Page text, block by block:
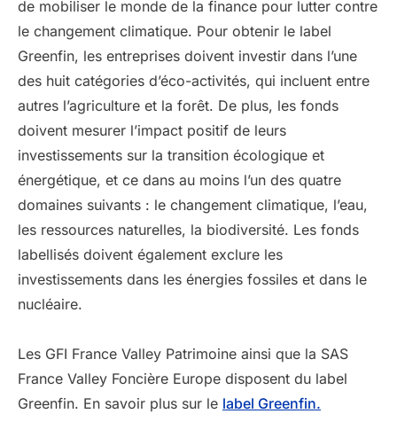
de mobiliser le monde de la finance pour lutter contre
le changement climatique. Pour obtenir le label
Greenfin, les entreprises doivent investir dans l’une
des huit catégories d’éco-activités, qui incluent entre
autres l’agriculture et la forêt. De plus, les fonds
doivent mesurer l’impact positif de leurs
investissements sur la transition écologique et
énergétique, et ce dans au moins l’un des quatre
domaines suivants : le changement climatique, l’eau,
les ressources naturelles, la biodiversité. Les fonds
labellisés doivent également exclure les
investissements dans les énergies fossiles et dans le
nucléaire.
Les GFI France Valley Patrimoine ainsi que la SAS
France Valley Foncière Europe disposent du label
Greenfin. En savoir plus sur le label Greenfin.